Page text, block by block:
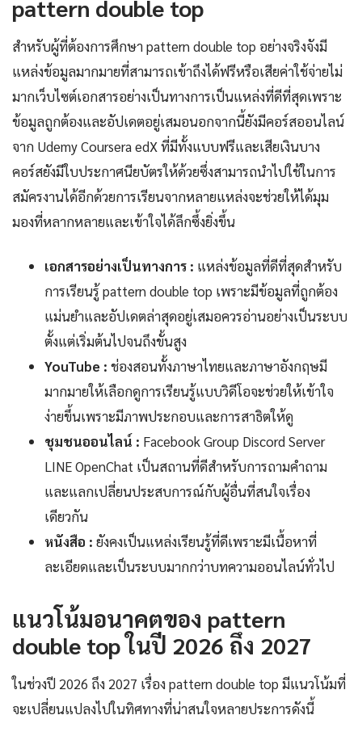
pattern double top
สำหรับผู้ที่ต้องการศึกษา pattern double top อย่างจริงจังมี
แหล่งข้อมูลมากมายที่สามารถเข้าถึงได้ฟรีหรือเสียค่าใช้จ่ายไม่
มากเว็บไซต์เอกสารอย่างเป็นทางการเป็นแหล่งที่ดีที่สุดเพราะ
ข้อมูลถูกต้องและอัปเดตอยู่เสมอนอกจากนี้ยังมีคอร์สออนไลน์
จาก Udemy Coursera edX ที่มีทั้งแบบฟรีและเสียเงินบาง
คอร์สยังมีใบประกาศนียบัตรให้ด้วยซึ่งสามารถนำไปใช้ในการ
สมัครงานได้อีกด้วยการเรียนจากหลายแหล่งจะช่วยให้ได้มุม
มองที่หลากหลายและเข้าใจได้ลึกซึ้งยิ่งขึ้น
เอกสารอย่างเป็นทางการ : แหล่งข้อมูลที่ดีที่สุดสำหรับ
การเรียนรู้ pattern double top เพราะมีข้อมูลที่ถูกต้อง
แม่นยำและอัปเดตล่าสุดอยู่เสมอควรอ่านอย่างเป็นระบบ
ตั้งแต่เริ่มต้นไปจนถึงขั้นสูง
YouTube : ช่องสอนทั้งภาษาไทยและภาษาอังกฤษมี
มากมายให้เลือกดูการเรียนรู้แบบวิดีโอจะช่วยให้เข้าใจ
ง่ายขึ้นเพราะมีภาพประกอบและการสาธิตให้ดู
ชุมชนออนไลน์ : Facebook Group Discord Server
LINE OpenChat เป็นสถานที่ดีสำหรับการถามคำถาม
และแลกเปลี่ยนประสบการณ์กับผู้อื่นที่สนใจเรื่อง
เดียวกัน
หนังสือ : ยังคงเป็นแหล่งเรียนรู้ที่ดีเพราะมีเนื้อหาที่
ละเอียดและเป็นระบบมากกว่าบทความออนไลน์ทั่วไป
แนวโน้มอนาคตของ pattern
double top ในปี 2026 ถึง 2027
ในช่วงปี 2026 ถึง 2027 เรื่อง pattern double top มีแนวโน้มที่
จะเปลี่ยนแปลงไปในทิศทางที่น่าสนใจหลายประการดังนี้